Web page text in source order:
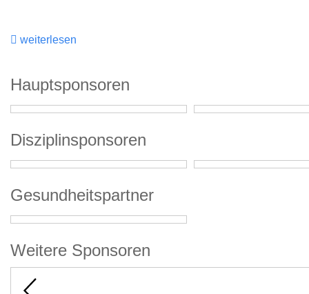
weiterlesen
Hauptsponsoren
Disziplinsponsoren
Gesundheitspartner
Weitere Sponsoren